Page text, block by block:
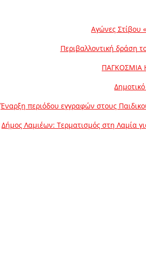
Αγώνες Στίβου
Περιβαλλοντική δράση
ΠΑΓΚΟΣΜΙΑ
Έναρξη περιόδου εγγραφών στους
Δήμος Λαμιέων: Τερματισμός στη Λαμία